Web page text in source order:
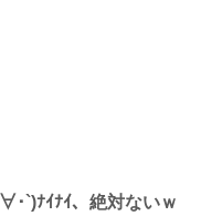
･`)ﾅｲﾅｲ、絶対ないｗ